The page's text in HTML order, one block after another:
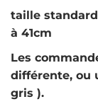
taille
à 41cm
Les
différente, ou
gris ).